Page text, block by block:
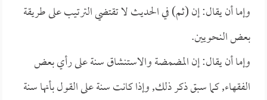
وإما أن يقال: إن (ثم) في الحديث لا تقتضي الترتيب على طريقة
بعض النحويين.
وإما أن يقال: إن المضمضة والاستنشاق سنة على رأي بعض
الفقهاء, كما سبق ذكر ذلك, وإذا كانت سنة على القول بأنها سنة